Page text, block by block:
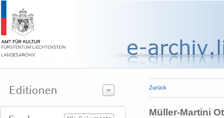
Zurück
Müller-Martini